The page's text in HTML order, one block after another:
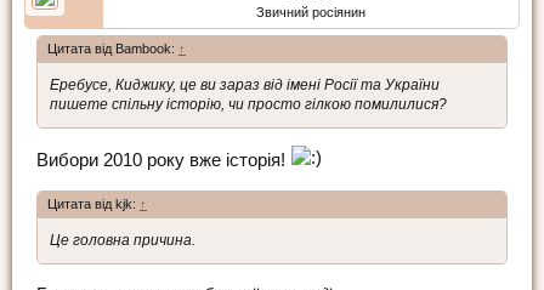
Звичний росіянин
Цитата від Bambook: ↑
Еребусе, Киджику, це ви зараз від імені Росії та України
пишете спільну історію, чи просто гілкою помилилися?
Вибори 2010 року вже історія!
Цитата від kjk: ↑
Це головна причина.